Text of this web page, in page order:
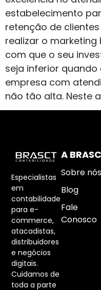
estabelecimento
retenção de
realizar o
com que o seu
seja inferior
empresa com
não tão alta. Neste
Especialistas
em
contabilidade
para e-
commerce,
atacadistas,
distribuidores
e negócios
digitais.
Cuidamos de
toda a parte
A
Sobre nós
Blog
Fale
Conosco